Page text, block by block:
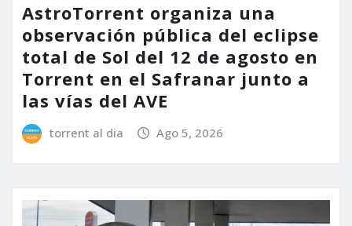
AstroTorrent organiza una
observación pública del eclipse
total de Sol del 12 de agosto en
Torrent en el Safranar junto a
las vías del AVE
torrent al dia Ago 5, 2026